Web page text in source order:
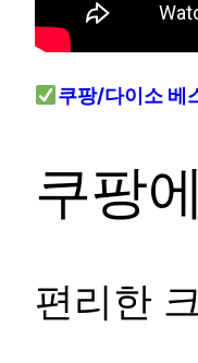
쿠팡/다이소 베
쿠팡
편리한